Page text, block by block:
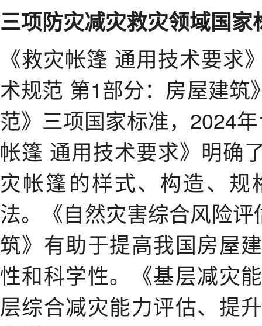
三项防灾减灾救灾领域国
《救灾帐篷 通用技术要求
术规范 第1部分：房屋建
范》三项国家标准，2024
帐篷 通用技术要求》明确
灾帐篷的样式、构造、
法。《自然灾害综合风险
筑》有助于提高我国房屋
性和科学性。《基层减灾
层综合减灾能力评估、提